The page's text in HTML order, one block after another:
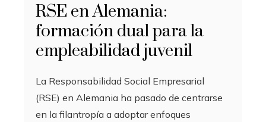
RSE en Alemania:
formación dual para la
empleabilidad juvenil
La Responsabilidad Social Empresarial
(RSE) en Alemania ha pasado de centrarse
en la filantropía a adoptar enfoques